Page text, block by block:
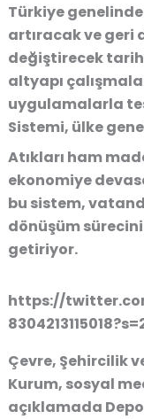
Türkiye
artıracak ve geri
değiştirecek tarihi
altyapı
uygulamalarla
Sistemi, ülke
Atıkları ham
ekonomiye
bu sistem,
dönüşüm
getiriyor.
https://
Çevre, Şehircilik
Kurum, sosyal
açıklamada